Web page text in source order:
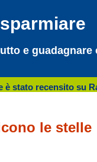
e guadagnare
è stato recensito su
le stelle